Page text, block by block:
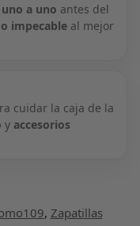
uno a uno antes del
impecableal mejor
cuidar la caja de la
y accesorios
, Zapatillas